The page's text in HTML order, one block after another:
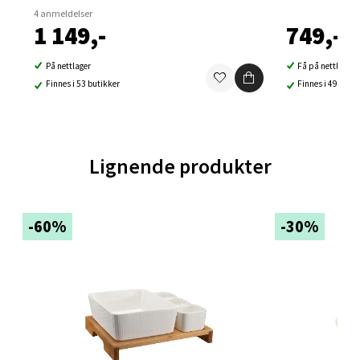
4 anmeldelser
1 149,-
På nettlager
Finnes i 53 butikker
749,-
Få på nettlager
Finnes i 49
Lignende produkter
-60% -30%
0 i butikk
Velg
Ski Storsenter, Jernbanesvingen 6, 1400 Ski
0 i butikk
Sortland - Sortland Storsenter